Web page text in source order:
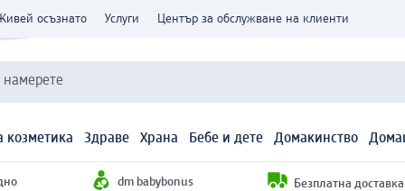
осъзнато Услуги Център за обслужване на клиенти
намерете
Здраве Храна Бебе и дете Домакинство
dm babybonus Безплатна